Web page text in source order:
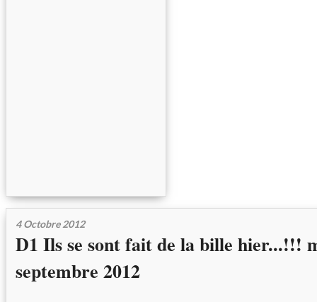
4 Octobre 2012
D1 Ils se sont fait de la bille hier...!!!
septembre 2012